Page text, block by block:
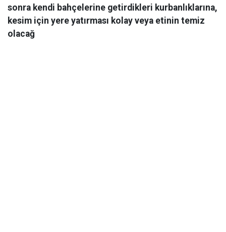
sonra kendi bahçelerine getirdikleri kurbanlıklarına,
kesim için yere yatırması kolay veya etinin temiz
olacağ